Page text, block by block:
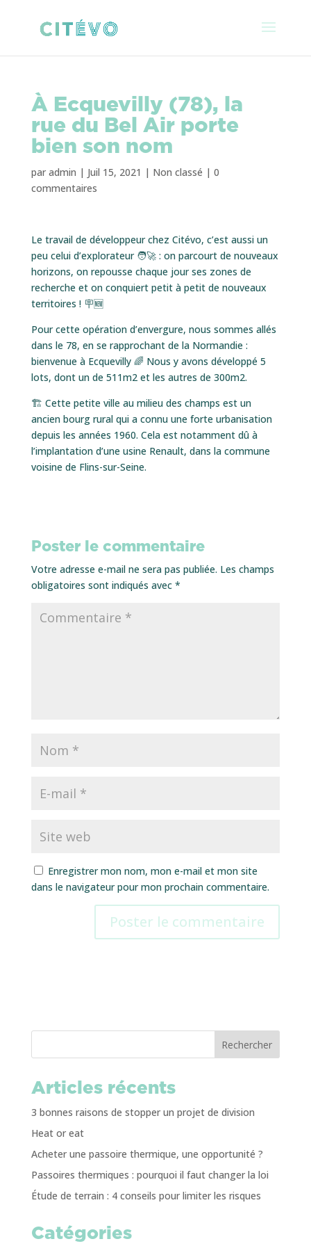
À Ecquevilly (78), la
rue du Bel Air porte
bien son nom
par admin | Juil 15, 2021 | Non classé | 0
commentaires
Le travail de développeur chez Citévo, c’est aussi un
peu celui d’explorateur 🧑‍🚀 : on parcourt de nouveaux
horizons, on repousse chaque jour ses zones de
recherche et on conquiert petit à petit de nouveaux
territoires ! 🪧🆕
Pour cette opération d’envergure, nous sommes allés
dans le 78, en se rapprochant de la Normandie :
bienvenue à Ecquevilly 🌈 Nous y avons développé 5
lots, dont un de 511m2 et les autres de 300m2.
🏗 Cette petite ville au milieu des champs est un
ancien bourg rural qui a connu une forte urbanisation
depuis les années 1960. Cela est notamment dû à
l’implantation d’une usine Renault, dans la commune
voisine de Flins-sur-Seine.
Poster le commentaire
Votre adresse e-mail ne sera pas publiée. Les champs
obligatoires sont indiqués avec *
Enregistrer mon nom, mon e-mail et mon site
dans le navigateur pour mon prochain commentaire.
Rechercher
Articles récents
3 bonnes raisons de stopper un projet de division
Heat or eat
Acheter une passoire thermique, une opportunité ?
Passoires thermiques : pourquoi il faut changer la loi
Étude de terrain : 4 conseils pour limiter les risques
Catégories